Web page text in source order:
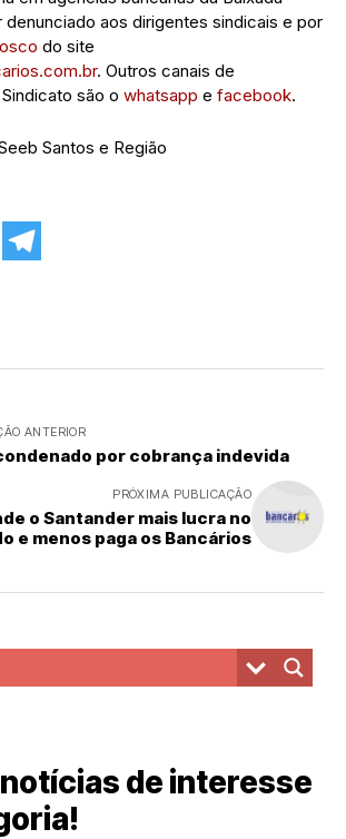
denunciado aos dirigentes sindicais e por
do site
. Outros canais de
são o whatsapp e facebook.
Santos e Região
ANTERIOR
por cobrança indevida
PRÓXIMA PUBLICAÇÃO
o Santander mais lucra no
e menos paga os Bancários
de interesse